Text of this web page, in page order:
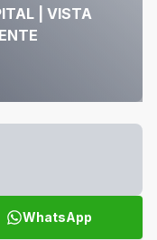
| VISTA
WhatsApp